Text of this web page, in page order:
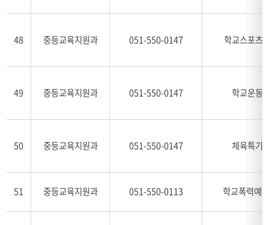
48 중등교육지원과 051-550-0147 학교스포츠
49 중등교육지원과 051-550-0147 학교운동
50 중등교육지원과 051-550-0147 체육특기
51 중등교육지원과 051-550-0113 학교폭력예